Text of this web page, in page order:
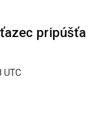
pripúšťa
UTC